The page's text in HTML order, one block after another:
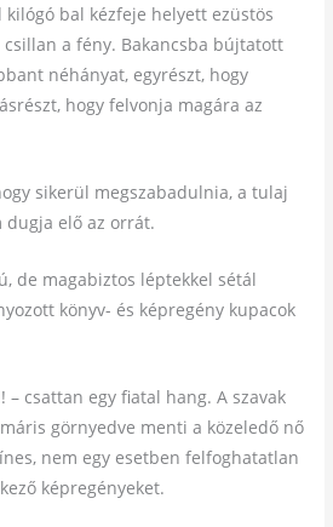
bal kézfeje helyett ezüstös
a fény. Bakancsba bújtatott
néhányat, egyrészt, hogy
hogy felvonja magára az
sikerül megszabadulnia, a tulaj
dugja elő az orrát.
de magabiztos léptekkel sétál
könyv- és képregény kupacok
– csattan egy fiatal hang. A szavak
görnyedve menti a közeledő nő
nem egy esetben felfoghatatlan
képregényeket.